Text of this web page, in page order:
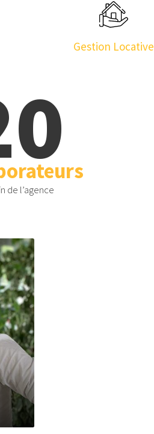
Gestion Locative
de l’agence